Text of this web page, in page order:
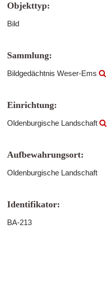
Objekttyp:
Bild
Sammlung:
Bildgedächtnis Weser-Ems
Einrichtung:
Oldenburgische Landschaft
Aufbewahrungsort:
Oldenburgische Landschaft
Identifikator:
BA-213